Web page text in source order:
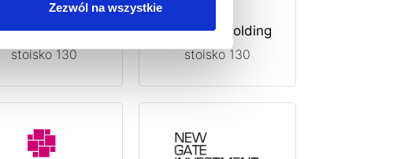
Zezwól na wszystkie
Development
stoisko 130
Karuzela Holding
stoisko 130